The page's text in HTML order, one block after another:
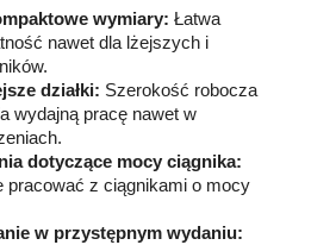
wymiary: Łatwa
nawet dla lżejszych i
.
działki: Szerokość robocza
wydajną pracę nawet w
.
dotyczące mocy ciągnika:
pracować z ciągnikami o mocy
w przystępnym wydaniu: